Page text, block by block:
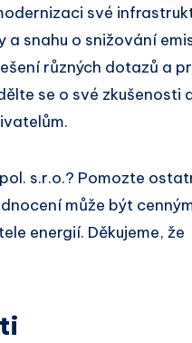
své
snahu o snižování
různých dotazů a
se o své zkušenosti
s.r.o.? Pomozte
může být
energií. Děkujeme, že